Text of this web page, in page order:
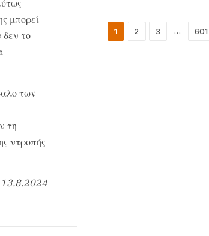
μπορεί
το
των
τη
ντροπής
13.8.2024
1 2 3 … 601